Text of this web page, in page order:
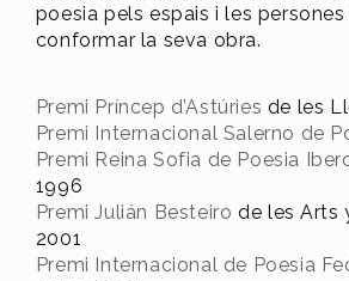
poesia pels espais i les
conformar la seva obra.
Premi Príncep d’Astúries de les
Premi Internacional Salerno de
Premi Reina Sofia de Poesia
1996
Premi Julián Besteiro de les Arts
2001
Premi Internacional de Poesia